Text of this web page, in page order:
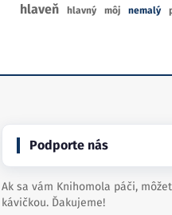
hlaveň hlavný môj nemalý
Podporte nás
Ak sa vám Knihomola páči,
kávičkou. Ďakujeme!